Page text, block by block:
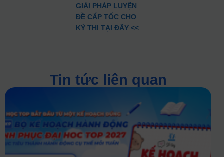
GIẢI PHÁP LUYỆN
ĐỀ CẤP TỐC CHO
KỲ THI TẠI ĐÂY <<
Tin tức liên quan